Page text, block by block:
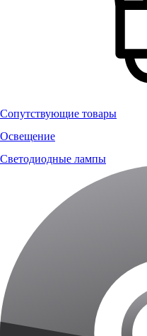
Сопутствующие товары
Освещение
Светодиодные лампы